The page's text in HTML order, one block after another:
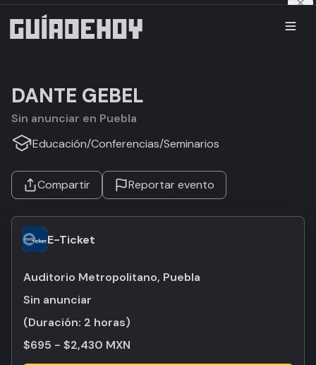
DANTE GEBEL
Sin anunciar en Puebla
Educación/Conferencias/Seminarios
Compartir Reportar evento
E-Ticket
Auditorio Metropolitano, Puebla
Sin anunciar
(Duración: 2 horas)
$695 - $2,430 MXN